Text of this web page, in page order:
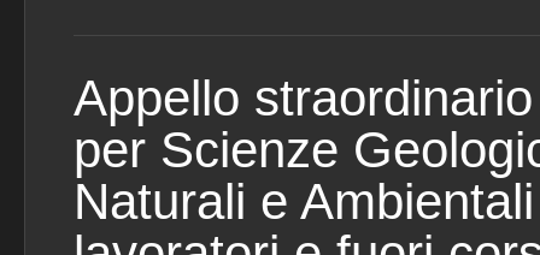
Appello
per Scienze
Naturali e